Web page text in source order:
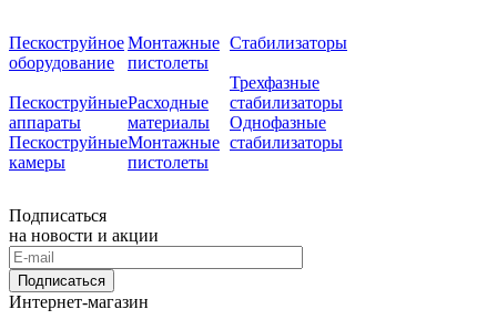
Пескоструйное
оборудование
Пескоструйные
аппараты
Пескоструйные
камеры
Монтажные
пистолеты
Расходные
материалы
Монтажные
пистолеты
Стабилизаторы
Трехфазные
стабилизаторы
Однофазные
стабилизаторы
Подписаться
на новости и акции
Подписаться
Интернет-магазин